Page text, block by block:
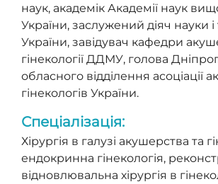
наук, академік Академії наук
України, заслужений діяч науки і
України, завідувач кафедри
гінекології ДДМУ, голова
обласного відділення асоціації
гінекологів України.
Спеціалізація:
Хірургія в галузі акушерства та
ендокринна гінекологія,
відновлювальна хірургія в